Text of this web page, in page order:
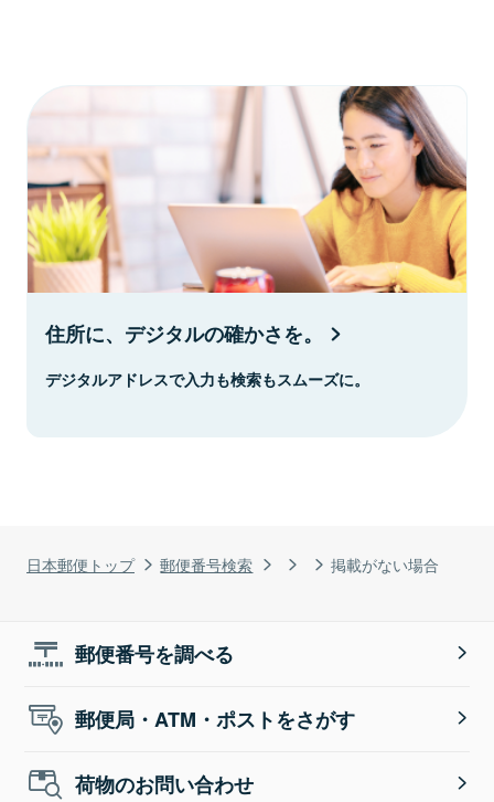
日本郵便トップ 郵便番号検索 掲載がない場合
住所に、デジタルの確かさを。
デジタルアドレスで入力も検索もスムーズに。
郵便番号を調べる
郵便局・ATM・ポストをさがす
荷物のお問い合わせ